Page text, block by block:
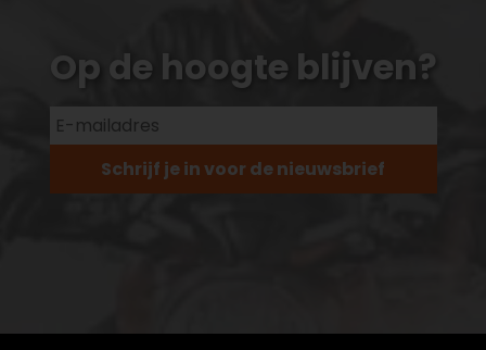
Op de hoogte blijven?
Schrijf je in voor de nieuwsbrief